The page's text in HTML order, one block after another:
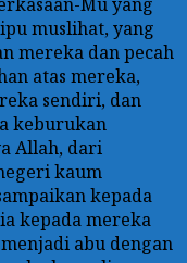
muslihat, yang
mereka dan pecah
atas mereka,
sendiri, dan
keburukan
Allah, dari
kaum
kepada
kepada mereka
abu dengan